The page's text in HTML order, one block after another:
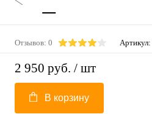
Отзывов: 0 Артикул:
2 950 руб. / шт
В корзину